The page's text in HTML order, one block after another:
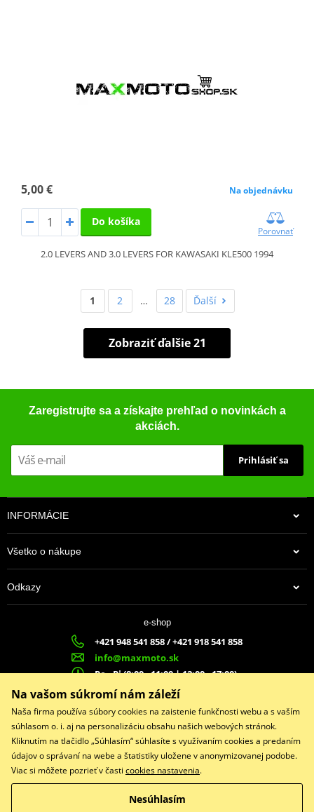
5,00 € Na objednávku
Do košíka
Porovnať
2.0 LEVERS AND 3.0 LEVERS FOR KAWASAKI KLE500 1994
1 2 … 28 Ďalší
Zobraziť ďalšie 21
Zaregistrujte sa a získajte prehľad o novinkách a
akciách.
Prihlásiť sa
INFORMÁCIE
Všetko o nákupe
Odkazy
e-shop
+421 948 541 858 / +421 918 541 858
info@maxmoto.sk
Po - Pi (8:00 - 11:00 | 12:00 - 17:00)
MAX
MOTO s.r.o.
Slovenských dobrovoľníkov 1439
022 01 Čadca
Facebook
Copyright © 2026 www.maxmotoshop.sk
Na vašom súkromí nám záleží
Naša firma používa súbory cookies na zaistenie funkčnosti webu a s vaším
súhlasom o. i. aj na personalizáciu obsahu našich webových stránok.
Kliknutím na tlačidlo „Súhlasím“ súhlasíte s využívaním cookies a predaním
údajov o správaní na webe a štatistiky uložene v anonymizovanej podobe.
Viac si môžete pozrieť v časti cookies nastavenia.
Nesúhlasím